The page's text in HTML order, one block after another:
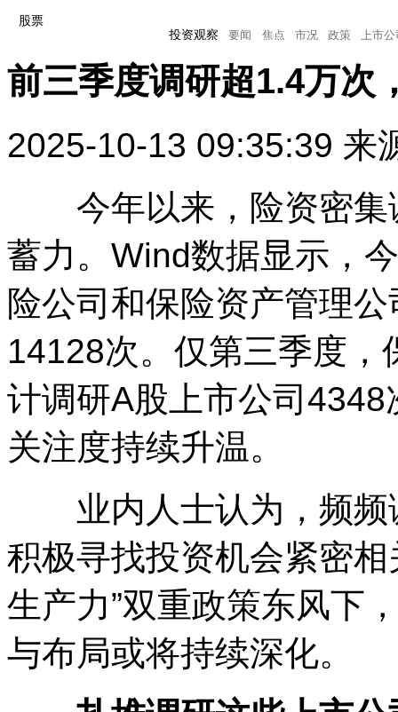
投资观察 要闻 焦点 市况 政策 上市公司
股票
投资观察
要闻 焦点 市况 政策 上市公
前三季度调研超1.4万次
2025-10-13 09:35:39 来
今年以来，险资密集
蓄力。Wind数据显示，
险公司和保险资产管理
14128次。仅第三季度
计调研A股上市公司
关注度持续升温。
业内人士认为，频频
积极寻找投资机会紧密相
生产力”双重政策东风下
与布局或将持续深化。